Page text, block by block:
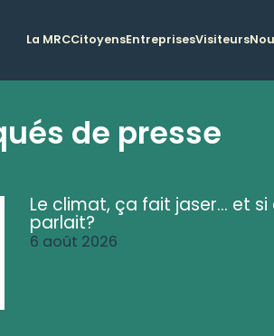
La MRCCitoyensEntreprisesVisiteurs
de presse
Le climat, ça fait jaser... et si
parlait?
6 août 2026